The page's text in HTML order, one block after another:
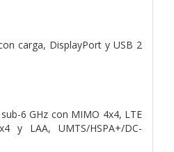
carga, DisplayPort y USB 2
6 GHz con MIMO 4x4, LTE
y LAA, UMTS/HSPA+/DC-